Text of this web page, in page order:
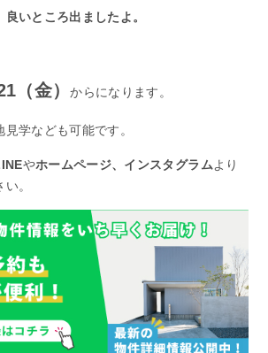
良いところ出ましたよ。
（金）からになります。
学なども可能です。
やホームページ、インスタグラムより
。